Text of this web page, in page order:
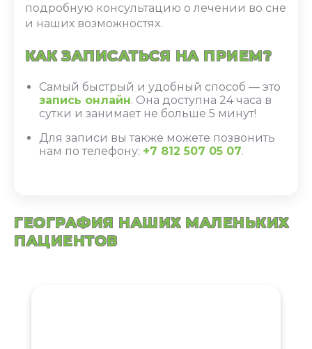
подробную консультацию о лечении во сне
и наших возможностях.
КАК ЗАПИСАТЬСЯ НА ПРИЕМ?
Самый быстрый и удобный способ — это
запись онлайн. Она доступна 24 часа в
сутки и занимает не больше 5 минут!
Для записи вы также можете позвонить
нам по телефону: +7 812 507 05 07.
ГЕОГРАФИЯ НАШИХ МАЛЕНЬКИХ
ПАЦИЕНТОВ